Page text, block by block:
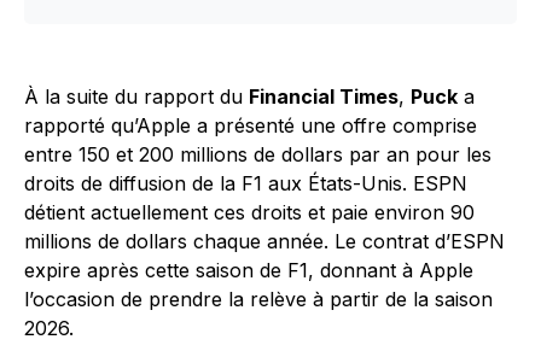
À la suite du rapport du Financial Times, Puck a
rapporté qu’Apple a présenté une offre comprise
entre 150 et 200 millions de dollars par an pour les
droits de diffusion de la F1 aux États-Unis. ESPN
détient actuellement ces droits et paie environ 90
millions de dollars chaque année. Le contrat d’ESPN
expire après cette saison de F1, donnant à Apple
l’occasion de prendre la relève à partir de la saison
2026.